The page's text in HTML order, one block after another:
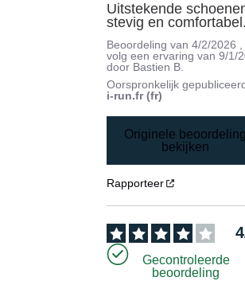
Uitstekende
stevig en
Beoordeling van4/2/2026 ,
volg een ervaring van9/1/
door Bastien B.
Oorspronkelijk
i-run.fr (fr)
Originele
bekijken
Rapporteer
4
Gecontroleerde
beoordeling